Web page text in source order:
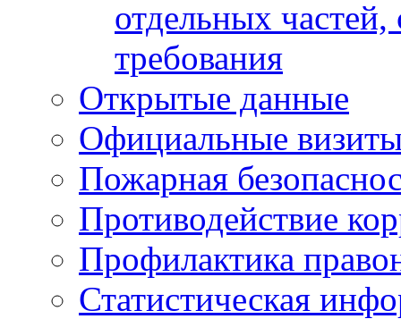
отдельных
требования
Открытые данные
Официальные
Пожарная
Противодействие
Профилактика
Статистическая